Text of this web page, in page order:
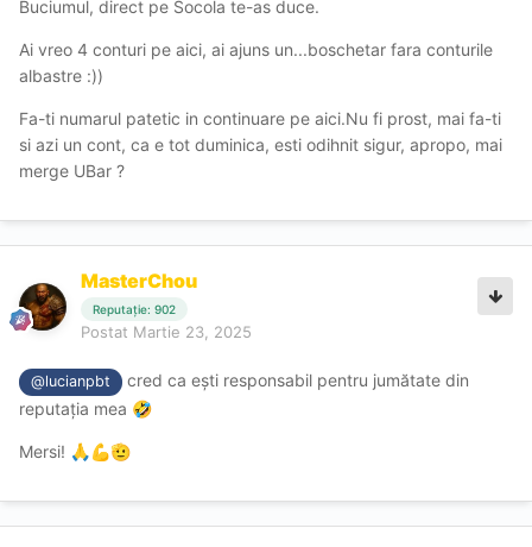
Buciumul, direct pe Socola te-as duce.
Ai vreo 4 conturi pe aici, ai ajuns un...boschetar fara conturile
albastre :))
Fa-ti numarul patetic in continuare pe aici.Nu fi prost, mai fa-ti
si azi un cont, ca e tot duminica, esti odihnit sigur, apropo, mai
merge UBar ?
MasterChou
Reputație: 902
Postat Martie 23, 2025
@lucianpbt
cred ca ești responsabil pentru jumătate din
reputația mea 🤣
Mersi! 🙏💪🫡